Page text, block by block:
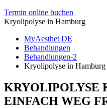
Termin online buchen
Kryolipolyse in Hamburg
MyAesthet DE
Behandlungen
Behandlungen-2
Kryolipolyse in Hamburg
KRYOLIPOLYSE
EINFACH WEG